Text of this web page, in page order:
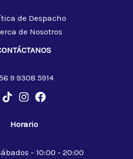
de Despacho
de Nosotros
9 9308 5914
Horario
- 10:00 - 20:00